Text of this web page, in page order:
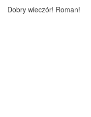
Dobry wieczór! Roman!